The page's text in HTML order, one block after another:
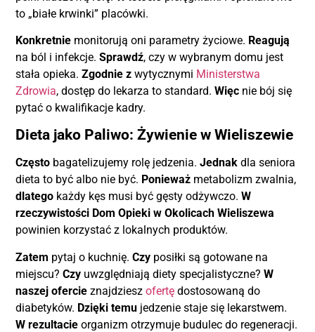
to „białe krwinki” placówki.
Konkretnie monitorują oni parametry życiowe. Reagują
na ból i infekcje.Sprawdź, czy w wybranym domu jest
stała opieka.Zgodnie z wytycznymi Ministerstwa
Zdrowia, dostęp do lekarza to standard.Więc nie bój się
pytać o kwalifikacje kadry.
Dieta jako Paliwo: Żywienie w Wieliszewie
Często bagatelizujemy rolę jedzenia.Jednak dla seniora
dieta to być albo nie być. Ponieważ metabolizm zwalnia,
dlatego każdy kęs musi być gęsty odżywczo.W
rzeczywistości Dom Opieki w Okolicach Wieliszewa
powinien korzystać z lokalnych produktów.
Zatem pytaj o kuchnię.Czy posiłki są gotowane na
miejscu?Czy uwzględniają diety specjalistyczne?W
naszej ofercie znajdzieszofertę dostosowaną do
diabetyków. Dzięki temu jedzenie staje się lekarstwem.
W rezultacie organizm otrzymuje budulec do regeneracji.